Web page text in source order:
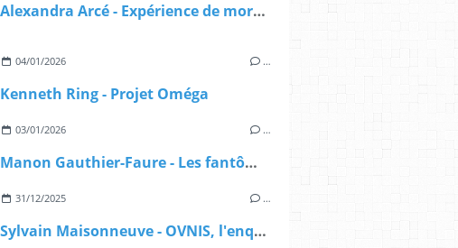
Alexandra Arcé - Expérience de mort imminente - L'approche jungienne
04/01/2026 …
Kenneth Ring - Projet Oméga
03/01/2026 …
Manon Gauthier-Faure - Les fantômes du lac
31/12/2025 …
Sylvain Maisonneuve - OVNIS, l'enquête déclassifiée